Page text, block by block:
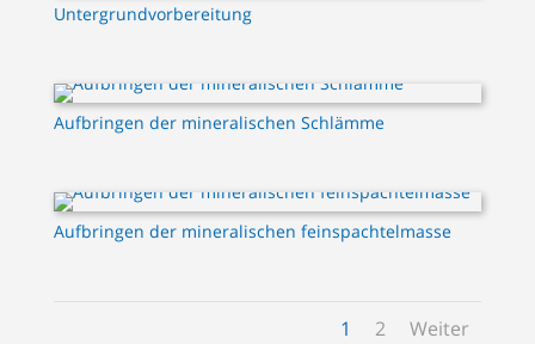
Untergrundvorbereitung
Aufbringen der mineralischen Schlämme
Aufbringen der mineralischen feinspachtelmasse
1 2 Weiter